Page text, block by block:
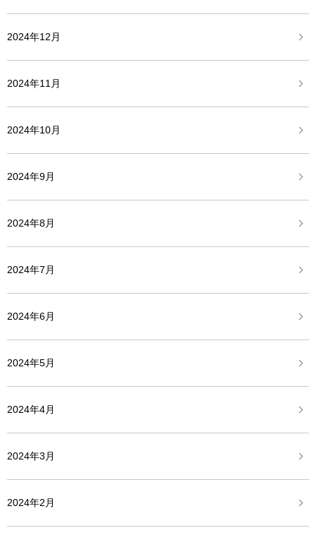
2024年12月
2024年11月
2024年10月
2024年9月
2024年8月
2024年7月
2024年6月
2024年5月
2024年4月
2024年3月
2024年2月